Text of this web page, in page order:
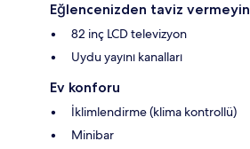
Eğlencenizden taviz vermeyin
82 inç LCD televizyon
Uydu yayını kanalları
Ev konforu
İklimlendirme (klima kontrollü)
Minibar